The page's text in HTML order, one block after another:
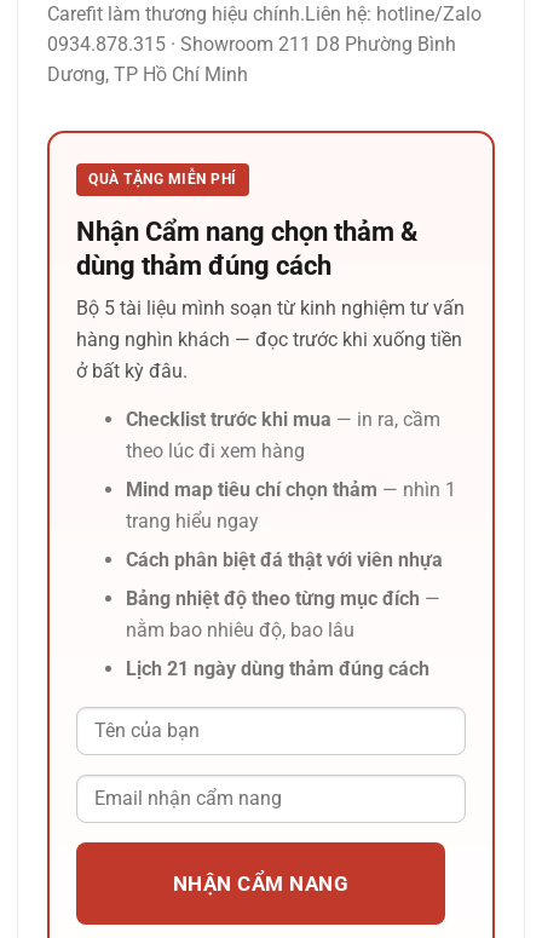
Carefit làm thương hiệu chính.Liên hệ: hotline/Zalo
0934.878.315 · Showroom 211 D8 Phường Bình
Dương, TP Hồ Chí Minh
QUÀ TẶNG MIỄN PHÍ
Nhận Cẩm nang chọn thảm &
dùng thảm đúng cách
Bộ 5 tài liệu mình soạn từ kinh nghiệm tư vấn
hàng nghìn khách — đọc trước khi xuống tiền
ở bất kỳ đâu.
Checklist trước khi mua — in ra, cầm
theo lúc đi xem hàng
Mind map tiêu chí chọn thảm — nhìn 1
trang hiểu ngay
Cách phân biệt đá thật với viên nhựa
Bảng nhiệt độ theo từng mục đích —
nằm bao nhiêu độ, bao lâu
Lịch 21 ngày dùng thảm đúng cách
NHẬN CẨM NANG